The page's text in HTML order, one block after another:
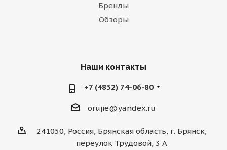
Бренды
Обзоры
Наши контакты
+7 (4832) 74-06-80
orujie@yandex.ru
241050, Россия, Брянская область, г. Брянск,
переулок Трудовой, 3 А